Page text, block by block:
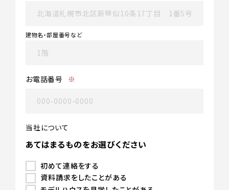
建物名・部屋番号など
お電話番号 ※
当社について
あてはまるものをお選びください
初めて連絡をする
資料請求をしたことがある